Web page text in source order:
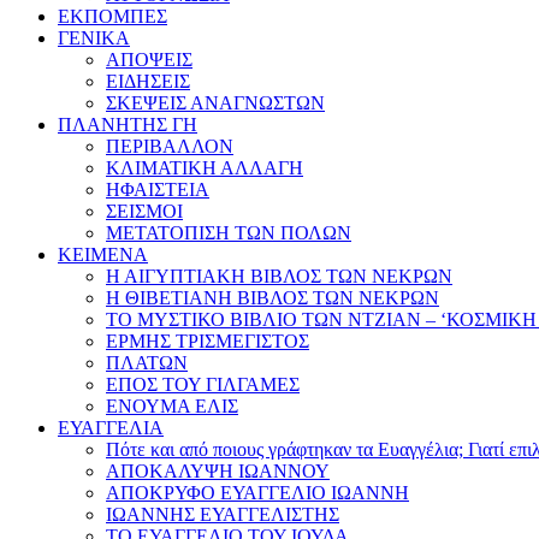
ΕΚΠΟΜΠΕΣ
ΓΕΝΙΚΑ
ΑΠΟΨΕΙΣ
ΕΙΔΗΣΕΙΣ
ΣΚΕΨΕΙΣ ΑΝΑΓΝΩΣΤΩΝ
ΠΛΑΝΗΤΗΣ ΓΗ
ΠΕΡΙΒΑΛΛΟΝ
ΚΛΙΜΑΤΙΚΗ ΑΛΛΑΓΗ
ΗΦΑΙΣΤΕΙΑ
ΣΕΙΣΜΟΙ
ΜΕΤΑΤΟΠΙΣΗ ΤΩΝ ΠΟΛΩΝ
ΚΕΙΜΕΝΑ
Η ΑΙΓΥΠΤΙΑΚΗ ΒΙΒΛΟΣ ΤΩΝ ΝΕΚΡΩΝ
Η ΘΙΒΕΤΙΑΝΗ ΒΙΒΛΟΣ ΤΩΝ ΝΕΚΡΩΝ
ΤΟ ΜΥΣΤΙΚΟ ΒΙΒΛΙΟ ΤΩΝ ΝΤΖΙΑΝ – ‘ΚΟΣΜΙΚΗ
ΕΡΜΗΣ ΤΡΙΣΜΕΓΙΣΤΟΣ
ΠΛΑΤΩΝ
ΕΠΟΣ ΤΟΥ ΓΙΛΓΑΜΕΣ
ΕΝΟΥΜΑ ΕΛΙΣ
ΕΥΑΓΓΕΛΙΑ
Πότε και από ποιους γράφτηκαν τα Ευαγγέλια; Γιατί
ΑΠΟΚΑΛΥΨΗ ΙΩΑΝΝΟΥ
ΑΠΟΚΡΥΦΟ ΕΥΑΓΓΕΛΙΟ ΙΩΑΝΝΗ
ΙΩΑΝΝΗΣ ΕΥΑΓΓΕΛΙΣΤΗΣ